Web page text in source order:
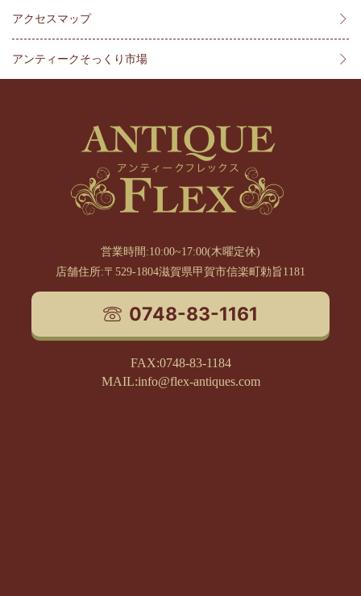
アクセスマップ
アンティークそっくり市場
営業時間:10:00~17:00(木曜定休)
店舗住所:〒529-1804滋賀県甲賀市信楽町勅旨1181
0748-83-1161
FAX:0748-83-1184
MAIL:info@flex-antiques.com